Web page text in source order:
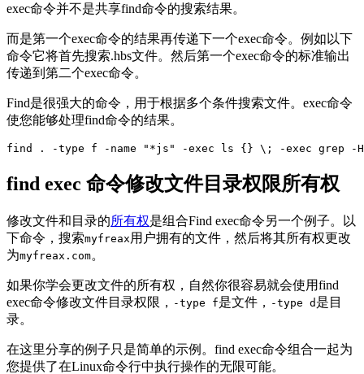
exec命令并不是共享find命令的搜索结果。
而是第一个exec命令的结果再传递下一个exec命令。例如以下
命令它将首先搜索.hbs文件。然后第一个exec命令的标准输出
传递到第二个exec命令。
Find是很强大的命令，用于根据多个条件搜索文件。exec命令
使您能够处理find命令的结果。
find . -type f -name "*js" -exec ls {} \; -exec grep -
find exec 命令修改文件目录权限所有权
修改文件和目录的所有权是组合Find exec命令另一个例子。以
下命令，搜索myfreax 用户拥有的文件，然后将其所有权更改
为myfreax.com。
如果你学会更改文件的所有权，自然你很容易就会使用find
exec命令修改文件目录权限， -type f是文件， -type d 是目
录。
在这里分享的例子只是简单的示例。find exec命令组合一起为
您提供了在Linux命令行中执行操作的无限可能。